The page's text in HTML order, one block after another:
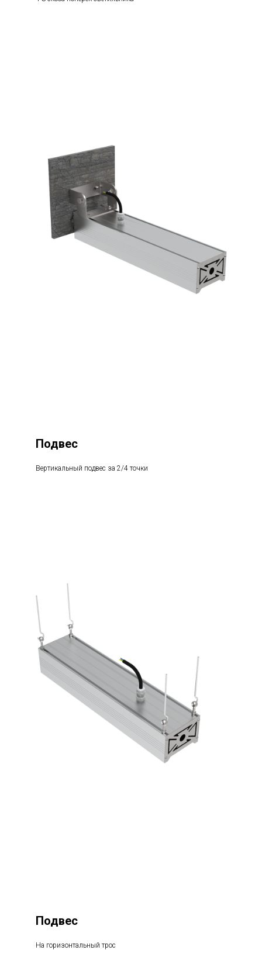
Подвес
Вертикальный подвес за 2/4 точки
Подвес
На горизонтальный трос